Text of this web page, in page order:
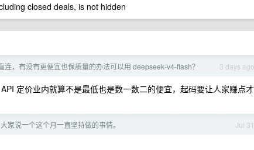
closed deals, is not hidden
3 days ago
连，有没有更便宜也保质量的办法可以用 deepseek-v4-flash？
定价业内就算不是最低也是数一数二的便宜，起码要让人家赚点才
Jul 31
家说一个这个月一直坚持做的事情。